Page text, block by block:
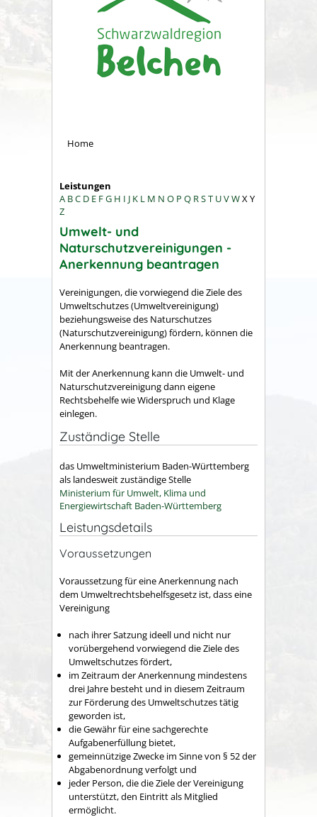
Home
Leistungen
A BC D E FG H I J K L M N O P Q RST UVWXY
Z
Umwelt- und
Naturschutzvereinigungen -
Anerkennung beantragen
Vereinigungen, die vorwiegend die Ziele des
Umweltschutzes (Umweltvereinigung)
beziehungsweise des Naturschutzes
(Naturschutzvereinigung) fördern, können die
Anerkennung beantragen.
Mit der Anerkennung kann die Umwelt- und
Naturschutzvereinigung dann eigene
Rechtsbehelfe wie Widerspruch und Klage
einlegen.
Zuständige Stelle
das Umweltministerium Baden-Württemberg
als landesweit zuständige Stelle
Ministerium für Umwelt, Klima und
Energiewirtschaft Baden-Württemberg
Leistungsdetails
Voraussetzungen
Voraussetzung für eine Anerkennung nach
dem Umweltrechtsbehelfsgesetz ist, dass eine
Vereinigung
nach ihrer Satzung ideell und nicht nur
vorübergehend vorwiegend die Ziele des
Umweltschutzes fördert,
im Zeitraum der Anerkennung mindestens
drei Jahre besteht und in diesem Zeitraum
zur Förderung des Umweltschutzes tätig
geworden ist,
die Gewähr für eine sachgerechte
Aufgabenerfüllung bietet,
gemeinnützige Zwecke im Sinne von § 52 der
Abgabenordnung verfolgt und
jeder Person, die die Ziele der Vereinigung
unterstützt, den Eintritt als Mitglied
ermöglicht.